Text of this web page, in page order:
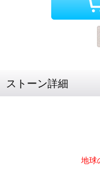
ストーン詳細
地球